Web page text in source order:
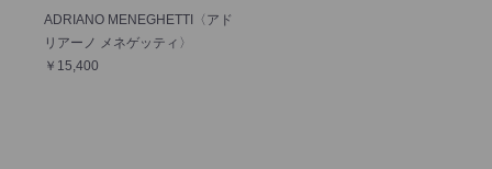
ADRIANO MENEGHETTI〈アド
リアーノ メネゲッティ〉
￥15,400